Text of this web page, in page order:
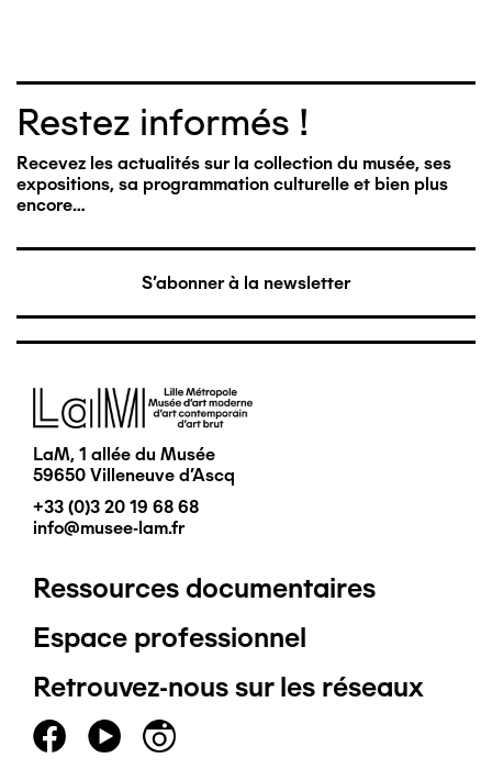
Restez informés !
Recevez les actualités sur la collection du musée, ses
expositions, sa programmation culturelle et bien plus
encore…
S'abonner à la newsletter
Image
LaM, 1 allée du Musée
59650 Villeneuve d'Ascq
+33 (0)3 20 19 68 68
info@musee-lam.fr
Pied
de
page
Ressources documentaires
Espace professionnel
Retrouvez-nous sur les réseaux